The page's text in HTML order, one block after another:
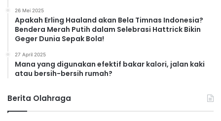
26 Mei 2025
Apakah Erling Haaland akan Bela Timnas Indonesia?
Bendera Merah Putih dalam Selebrasi Hattrick Bikin
Geger Dunia Sepak Bola!
27 April 2025
Mana yang digunakan efektif bakar kalori, jalan kaki
atau bersih-bersih rumah?
Berita Olahraga